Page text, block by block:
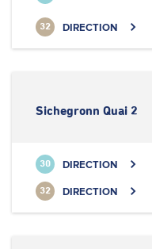
32 DIRECTION
Sichegronn Quai 2
30 DIRECTION
32 DIRECTION